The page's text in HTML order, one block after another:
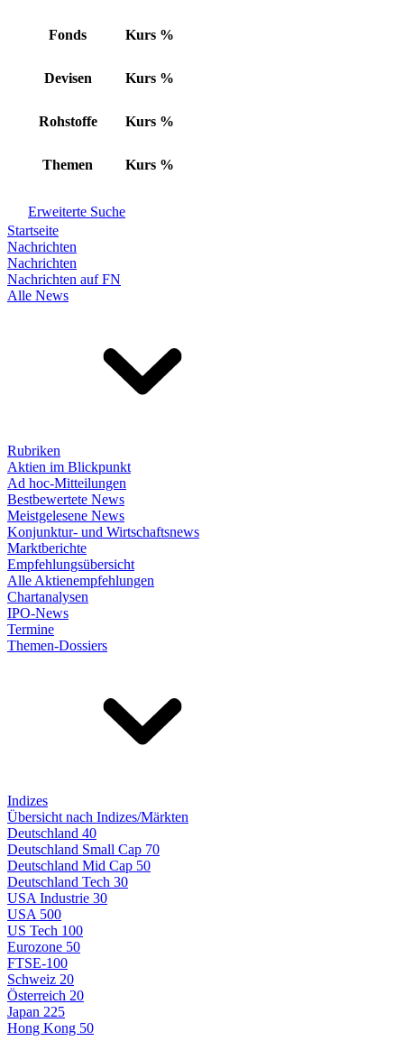
Fonds Kurs %
Devisen Kurs %
Rohstoffe Kurs %
Themen Kurs %
Erweiterte Suche
Startseite
Nachrichten
Nachrichten
Nachrichten auf FN
Alle News
Rubriken
Aktien im Blickpunkt
Ad hoc-Mitteilungen
Bestbewertete News
Meistgelesene News
Konjunktur- und Wirtschaftsnews
Marktberichte
Empfehlungsübersicht
Alle Aktienempfehlungen
Chartanalysen
IPO-News
Termine
Themen-Dossiers
Indizes
Übersicht nach Indizes/Märkten
Deutschland 40
Deutschland Small Cap 70
Deutschland Mid Cap 50
Deutschland Tech 30
USA Industrie 30
USA 500
US Tech 100
Eurozone 50
FTSE-100
Schweiz 20
Österreich 20
Japan 225
Hong Kong 50